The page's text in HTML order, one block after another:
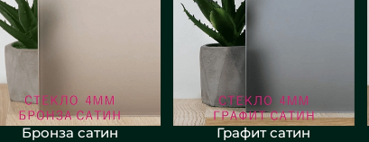
Бронза сатин Графит сатин